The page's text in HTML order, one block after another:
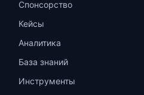
Спонсорство
Кейсы
Аналитика
База знаний
Инструменты